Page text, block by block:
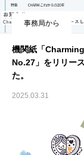
事務局から
機関紙「
No.27」をリリー
た。
2025.03.31